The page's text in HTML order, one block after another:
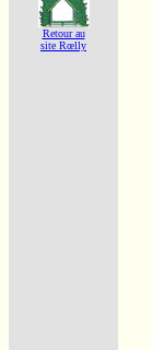
Retour au
site Rœlly